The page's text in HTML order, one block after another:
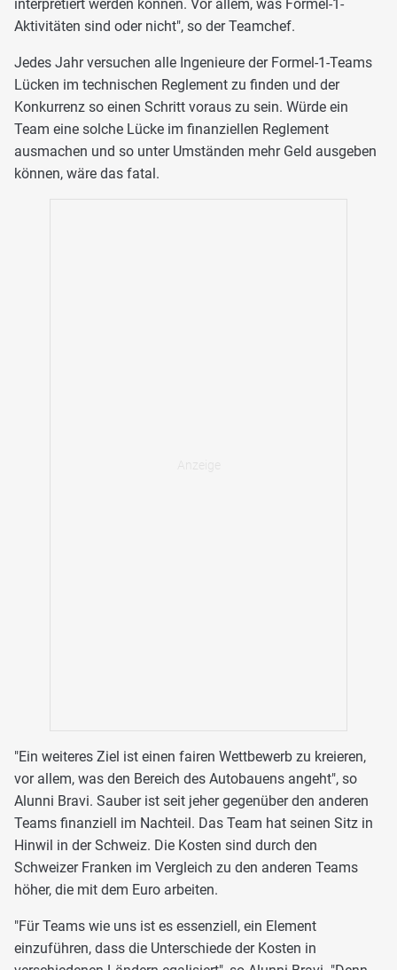
interpretiert werden können. Vor allem, was Formel-1-
Aktivitäten sind oder nicht", so der Teamchef.
Jedes Jahr versuchen alle Ingenieure der Formel-1-Teams
Lücken im technischen Reglement zu finden und der
Konkurrenz so einen Schritt voraus zu sein. Würde ein
Team eine solche Lücke im finanziellen Reglement
ausmachen und so unter Umständen mehr Geld ausgeben
können, wäre das fatal.
"Ein weiteres Ziel ist einen fairen Wettbewerb zu kreieren,
vor allem, was den Bereich des Autobauens angeht", so
Alunni Bravi. Sauber ist seit jeher gegenüber den anderen
Teams finanziell im Nachteil. Das Team hat seinen Sitz in
Hinwil in der Schweiz. Die Kosten sind durch den
Schweizer Franken im Vergleich zu den anderen Teams
höher, die mit dem Euro arbeiten.
"Für Teams wie uns ist es essenziell, ein Element
einzuführen, dass die Unterschiede der Kosten in